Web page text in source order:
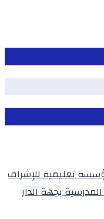
نوفل كديلي يتفقد 12 مؤسسة تعليمية للإشراف
بجهة الدار